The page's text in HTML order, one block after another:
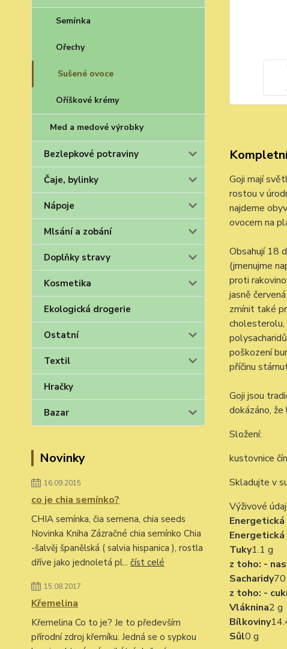
Semínka
Ořechy
Sušené ovoce
Oříškové krémy
Med a medové výrobky
Bezlepkové potraviny
Čaje, bylinky
Nápoje
Mlsání a zobání
Doplňky stravy
Kosmetika
Ekologická drogerie
Ostatní
Textil
Hračky
Bazar
Novinky
16.09.2015
co je chia semínko?
CHIA semínka, čia semena, chia seeds
Novinka Kniha Zázračné chia semínko Chia
-šalvěj španělská ( salvia hispanica ), rostla
dříve jako jednoletá pl... číst celé
15.08.2017
Křemelina
Křemelina Co to je? Je to především
přírodní zdroj křemíku. Jedná se o sypkou
Goji mají
rostou v
najdeme
ovocem na
Obsahují 18
(jmenujme
proti
jasně
zmínit také
cholesterolu,
poškození
příčinu
Goji jsou
dokázáno,
Složení:
kustovnice
Skladujte v
Výživové
Tuky1.1 g
z toho: -
Sacharidy
z toho: -
Vláknina2 g
Bílkoviny
Sůl0 g